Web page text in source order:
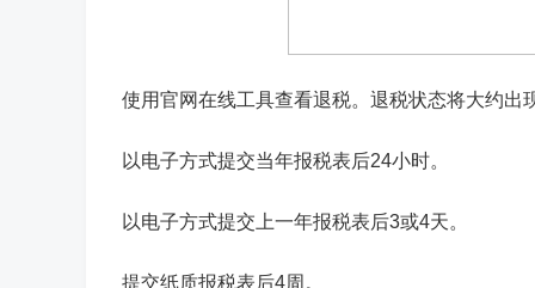
使用官网在线工具查看退税。退税状态将大约出
以电子方式提交当年报税表后24小时。
以电子方式提交上一年报税表后3或4天。
提交纸质报税表后4周。